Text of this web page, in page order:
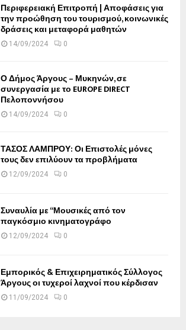
Περιφερειακή Επιτροπή | Αποφάσεις για
την προώθηση του τουρισμού, κοινωνικές
δράσεις και μεταφορά μαθητών
14/09/2024 0
Ο Δήμος Άργους – Μυκηνών, σε
συνεργασία με το EUROPE DIRECT
Πελοποννήσου
14/09/2024 0
ΤΑΣΟΣ ΛΑΜΠΡΟΥ: Οι Επιστολές μόνες
τους δεν επιλύουν τα προβλήματα
12/09/2024 0
Συναυλία με “Μουσικές από τον
παγκόσμιο κινηματογράφο
12/09/2024 0
Εμπορικός & Επιχειρηματικός Σύλλογος
Άργους οι τυχεροί λαχνοί που κέρδισαν
11/09/2024 0